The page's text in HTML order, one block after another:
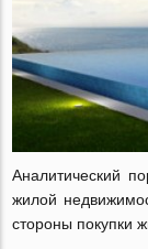
Аналитический
жилой
стороны покупки